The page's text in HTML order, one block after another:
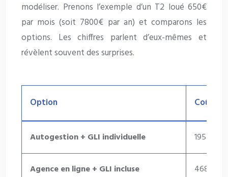
modéliser. Prenons l’exemple d’un T2 loué 650€
par mois (soit 7800€ par an) et comparons les
options. Les chiffres parlent d’eux-mêmes et
révèlent souvent des surprises.
Option Coût
Autogestion + GLI individuelle 195€
Agence en ligne + GLI incluse 468€